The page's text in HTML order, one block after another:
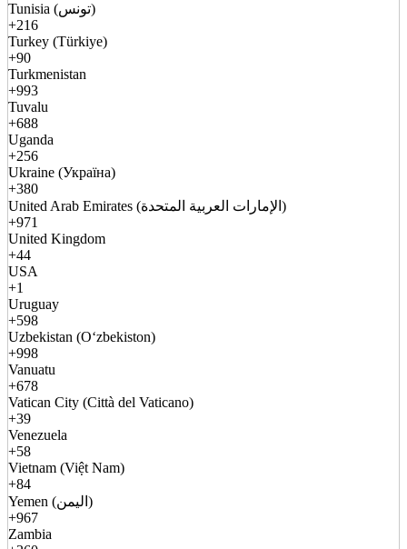
Tunisia (تونس)
+216
Turkey (Türkiye)
+90
Turkmenistan
+993
Tuvalu
+688
Uganda
+256
Ukraine (Україна)
+380
United Arab Emirates (الإمارات العربية المتحدة)
+971
United Kingdom
+44
USA
+1
Uruguay
+598
Uzbekistan (Oʻzbekiston)
+998
Vanuatu
+678
Vatican City (Città del Vaticano)
+39
Venezuela
+58
Vietnam (Việt Nam)
+84
Yemen (اليمن)
+967
Zambia